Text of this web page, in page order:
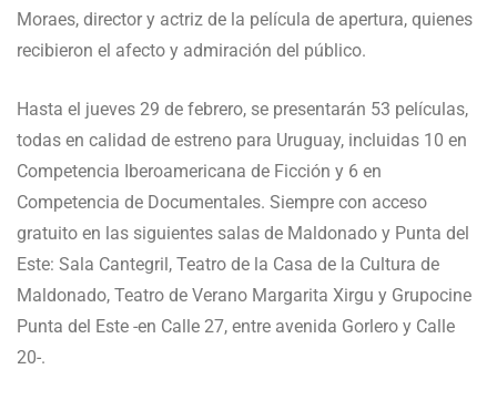
Moraes, director y actriz de la película de apertura, quienes
recibieron el afecto y admiración del público.
Hasta el jueves 29 de febrero, se presentarán 53 películas,
todas en calidad de estreno para Uruguay, incluidas 10 en
Competencia Iberoamericana de Ficción y 6 en
Competencia de Documentales. Siempre con acceso
gratuito en las siguientes salas de Maldonado y Punta del
Este: Sala Cantegril, Teatro de la Casa de la Cultura de
Maldonado, Teatro de Verano Margarita Xirgu y Grupocine
Punta del Este -en Calle 27, entre avenida Gorlero y Calle
20-.